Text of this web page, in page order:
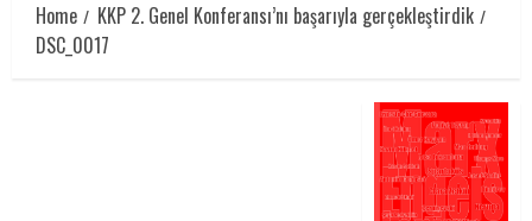
Home
KKP 2. Genel Konferansı’nı başarıyla gerçekleştirdik
DSC_0017